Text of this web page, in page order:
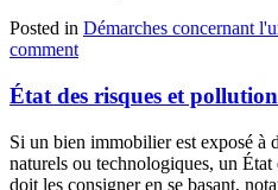
Posted in Démarches concernant
comment
État des risques et
Si un bien immobilier est exposé à
naturels ou technologiques, un
doit les consigner en se basant,